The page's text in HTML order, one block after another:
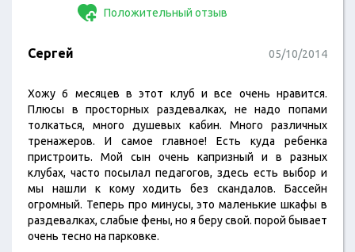
Положительный отзыв
Сергей 05/10/2014
Хожу 6 месяцев в этот клуб и все очень нравится.
Плюсы в просторных раздевалках, не надо попами
толкаться, много душевых кабин. Много различных
тренажеров. И самое главное! Есть куда ребенка
пристроить. Мой сын очень капризный и в разных
клубах, часто посылал педагогов, здесь есть выбор и
мы нашли к кому ходить без скандалов. Бассейн
огромный. Теперь про минусы, это маленькие шкафы в
раздевалках, слабые фены, но я беру свой. порой бывает
очень тесно на парковке.